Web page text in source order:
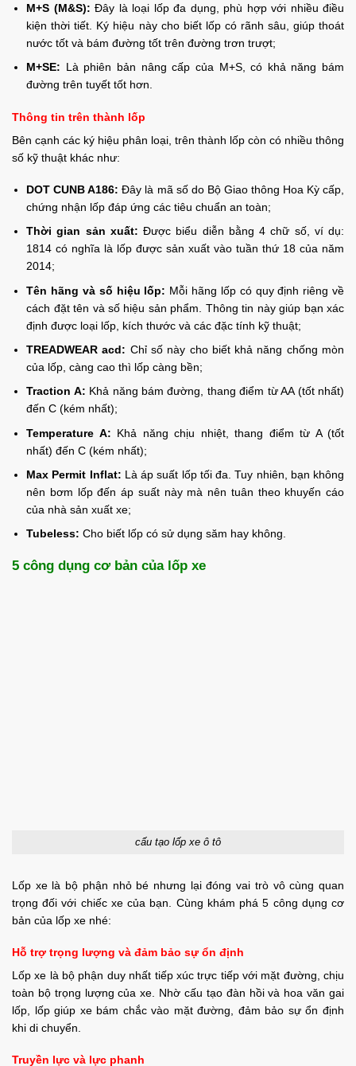
M+S (M&S): Đây là loại lốp đa dụng, phù hợp với nhiều điều
kiện thời tiết. Ký hiệu này cho biết lốp có rãnh sâu, giúp thoát
nước tốt và bám đường tốt trên đường trơn trượt;
M+SE: Là phiên bản nâng cấp của M+S, có khả năng bám
đường trên tuyết tốt hơn.
Thông tin trên thành lốp
Bên cạnh các ký hiệu phân loại, trên thành lốp còn có nhiều thông
số kỹ thuật khác như:
DOT CUNB A186: Đây là mã số do Bộ Giao thông Hoa Kỳ cấp,
chứng nhận lốp đáp ứng các tiêu chuẩn an toàn;
Thời gian sản xuất: Được biểu diễn bằng 4 chữ số, ví dụ:
1814 có nghĩa là lốp được sản xuất vào tuần thứ 18 của năm
2014;
Tên hãng và số hiệu lốp: Mỗi hãng lốp có quy định riêng về
cách đặt tên và số hiệu sản phẩm. Thông tin này giúp bạn xác
định được loại lốp, kích thước và các đặc tính kỹ thuật;
TREADWEAR acd: Chỉ số này cho biết khả năng chống mòn
của lốp, càng cao thì lốp càng bền;
Traction A: Khả năng bám đường, thang điểm từ AA (tốt nhất)
đến C (kém nhất);
Temperature A: Khả năng chịu nhiệt, thang điểm từ A (tốt
nhất) đến C (kém nhất);
Max Permit Inflat: Là áp suất lốp tối đa. Tuy nhiên, bạn không
nên bơm lốp đến áp suất này mà nên tuân theo khuyến cáo
của nhà sản xuất xe;
Tubeless: Cho biết lốp có sử dụng săm hay không.
5 công dụng cơ bản của lốp xe
cấu tạo lốp xe ô tô
Lốp xe là bộ phận nhỏ bé nhưng lại đóng vai trò vô cùng quan
trọng đối với chiếc xe của bạn. Cùng khám phá 5 công dụng cơ
bản của lốp xe nhé:
Hỗ trợ trọng lượng và đảm bảo sự ổn định
Lốp xe là bộ phận duy nhất tiếp xúc trực tiếp với mặt đường, chịu
toàn bộ trọng lượng của xe. Nhờ cấu tạo đàn hồi và hoa văn gai
lốp, lốp giúp xe bám chắc vào mặt đường, đảm bảo sự ổn định
khi di chuyển.
Truyền lực và lực phanh